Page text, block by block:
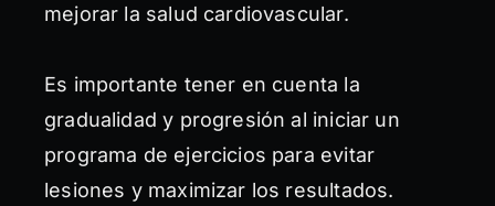
mejorar la salud cardiovascular.
Es importante tener en cuenta la
gradualidad y progresión al iniciar un
programa de ejercicios para evitar
lesiones y maximizar los resultados.